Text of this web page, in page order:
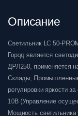
Описание
Светильник LC 50-
Город является
ДРЛ250, применяется
Склады;
регулировки яркости
10В (Управление
Мощность светильника